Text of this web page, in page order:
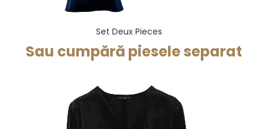
Set Deux Pieces
Sau cumpără piesele separat